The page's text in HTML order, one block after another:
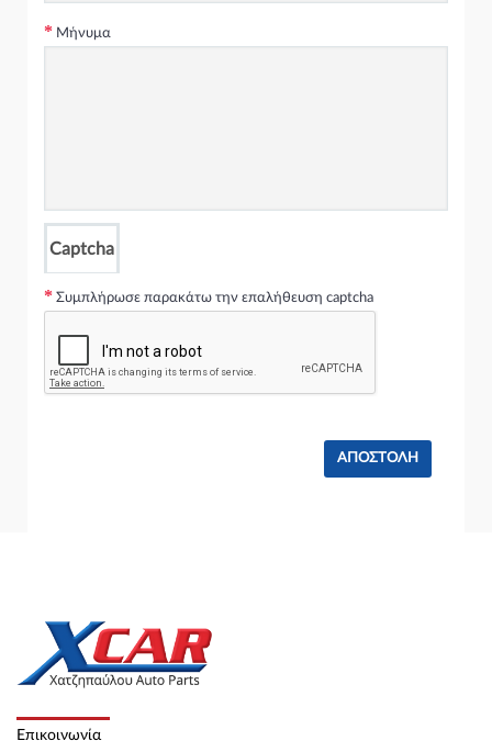
Μήνυμα
Captcha
Συμπλήρωσε παρακάτω την επαλήθευση captcha
Επικοινωνία